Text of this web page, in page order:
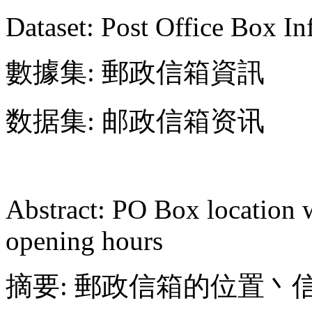
Dataset: Post Office Box
數據集: 郵政信箱資訊
数据集: 邮政信箱资讯
Abstract: PO Box location
opening hours
摘要: 郵政信箱的位置丶